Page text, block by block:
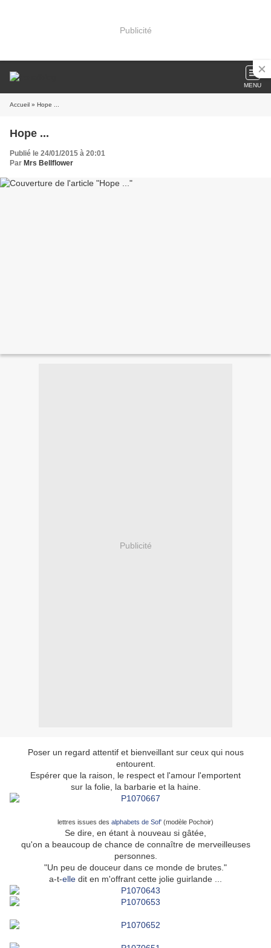
Publicité
MENU
Accueil » Hope ...
Hope ...
Publié le 24/01/2015 à 20:01
Par Mrs Bellflower
Publicité
Poser un regard attentif et bienveillant sur ceux qui nous
entourent.
Espérer que la raison, le respect et l'amour l'emportent
sur la folie, la barbarie et la haine.
lettres issues des alphabets de Sof' (modèle Pochoir)
Se dire, en étant à nouveau si gâtée,
qu'on a beaucoup de chance de connaître de merveilleuses
personnes.
"Un peu de douceur dans ce monde de brutes."
a-t-elle dit en m'offrant cette jolie guirlande ...